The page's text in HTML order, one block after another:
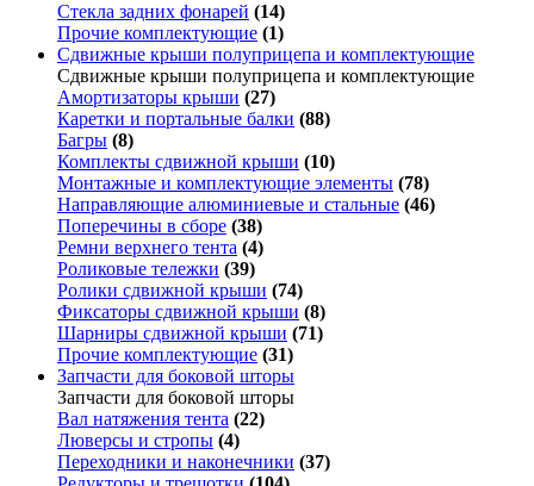
Стекла задних фонарей (14)
Прочие комплектующие (1)
Сдвижные крыши полуприцепа и комплектующие
Сдвижные крыши полуприцепа и комплектующие
Амортизаторы крыши (27)
Каретки и портальные балки (88)
Багры (8)
Комплекты сдвижной крыши (10)
Монтажные и комплектующие элементы (78)
Направляющие алюминиевые и стальные (46)
Поперечины в сборе (38)
Ремни верхнего тента (4)
Роликовые тележки (39)
Ролики сдвижной крыши (74)
Фиксаторы сдвижной крыши (8)
Шарниры сдвижной крыши (71)
Прочие комплектующие (31)
Запчасти для боковой шторы
Запчасти для боковой шторы
Вал натяжения тента (22)
Люверсы и стропы (4)
Переходники и наконечники (37)